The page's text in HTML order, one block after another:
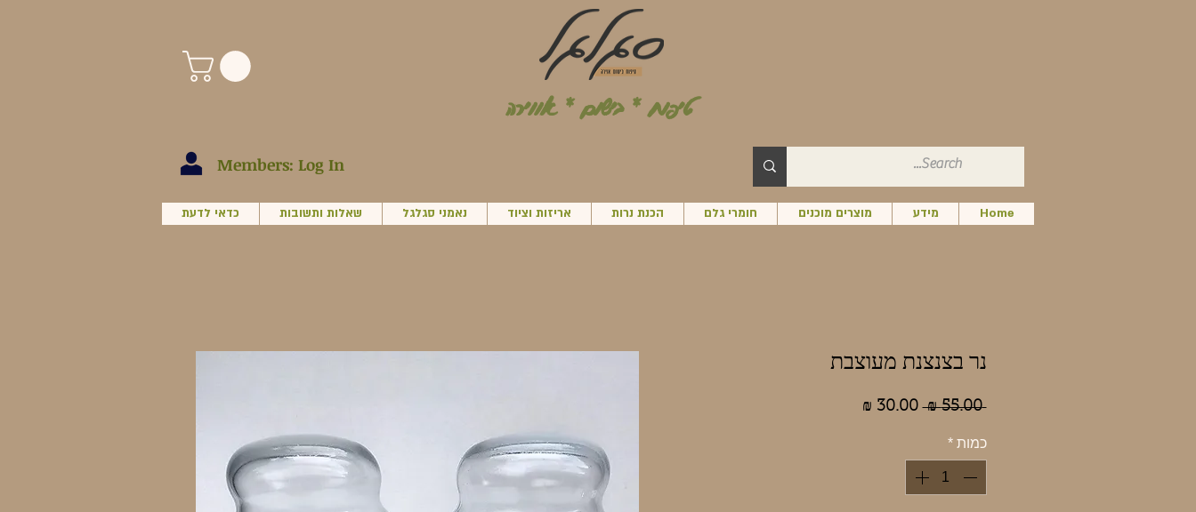
טיפוח * בישום * אווירה
Members: Log In
Home מידע מוצרים מוכנים חומרי גלם הכנת נרות אריזות וציוד נאמני סגלגל שאלות ותשובות כדאי לדעת
נר בצנצנת מעוצבת
‏55.00 ‏₪
מחיר
‏30.00 ‏₪
כמות *